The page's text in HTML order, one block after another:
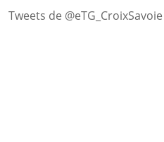
Tweets de @eTG_CroixSavoie